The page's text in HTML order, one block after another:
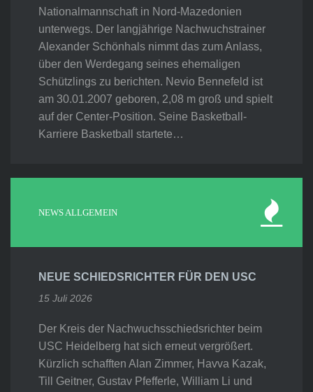
Nationalmannschaft in Nord-Mazedonien
unterwegs. Der langjährige Nachwuchstrainer
Alexander Schönhals nimmt das zum Anlass,
über den Werdegang seines ehemaligen
Schützlings zu berichten. Nevio Bennefeld ist
am 30.01.2007 geboren, 2,08 m groß und spielt
auf der Center-Position. Seine Basketball-
Karriere Basketball startete…
NEWS ALLGEMEIN
NEUE SCHIEDSRICHTER FÜR DEN USC
15 Juli 2026
Der Kreis der Nachwuchsschiedsrichter beim
USC Heidelberg hat sich erneut vergrößert.
Kürzlich schafften Alan Zimmer, Havva Kazak,
Till Geitner, Gustav Pfefferle, William Li und